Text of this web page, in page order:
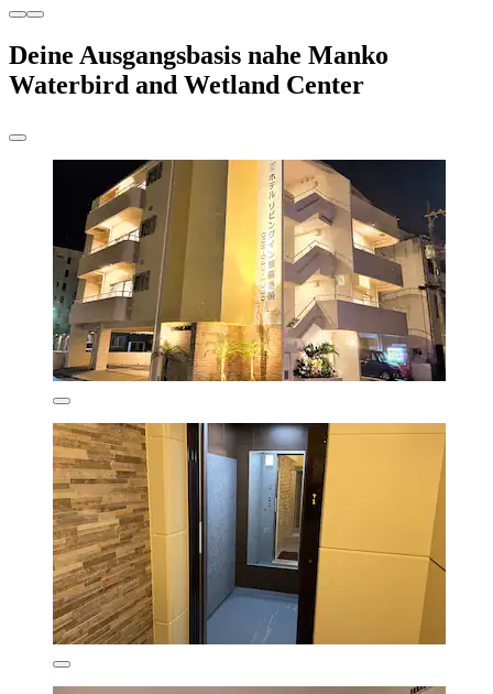
Deine Ausgangsbasis nahe Manko
Waterbird and Wetland Center